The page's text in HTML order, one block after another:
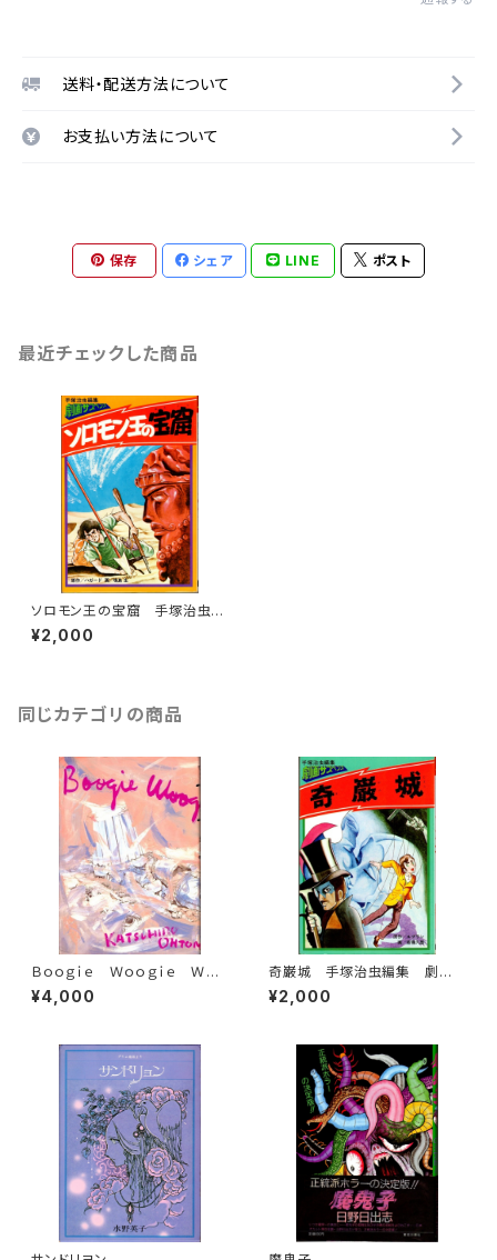
送料・配送方法について
お支払い方法について
保存 シェア LINE ポスト
最近チェックした商品
ソロモン王の宝窟 手塚治虫編
集 劇画サスペンス
¥2,000
同じカテゴリの商品
Ｂｏｏｇｉｅ Ｗｏｏｇｉｅ Ｗａｌ
ｔｚ
¥4,000
奇巌城 手塚治虫編集 劇画
サスペンス
¥2,000